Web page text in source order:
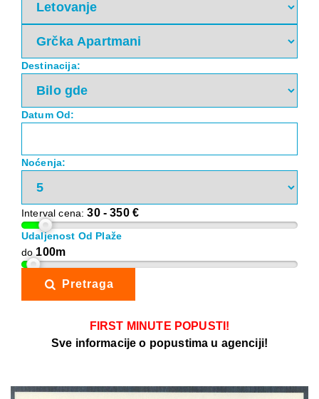
Destinacija:
Datum Od:
Noćenja:
Interval cena:30 -350€
Udaljenost Od Plaže
do 100m
Pretraga
FIRST MINUTE POPUSTI!
Sve informacije o popustima u agenciji!